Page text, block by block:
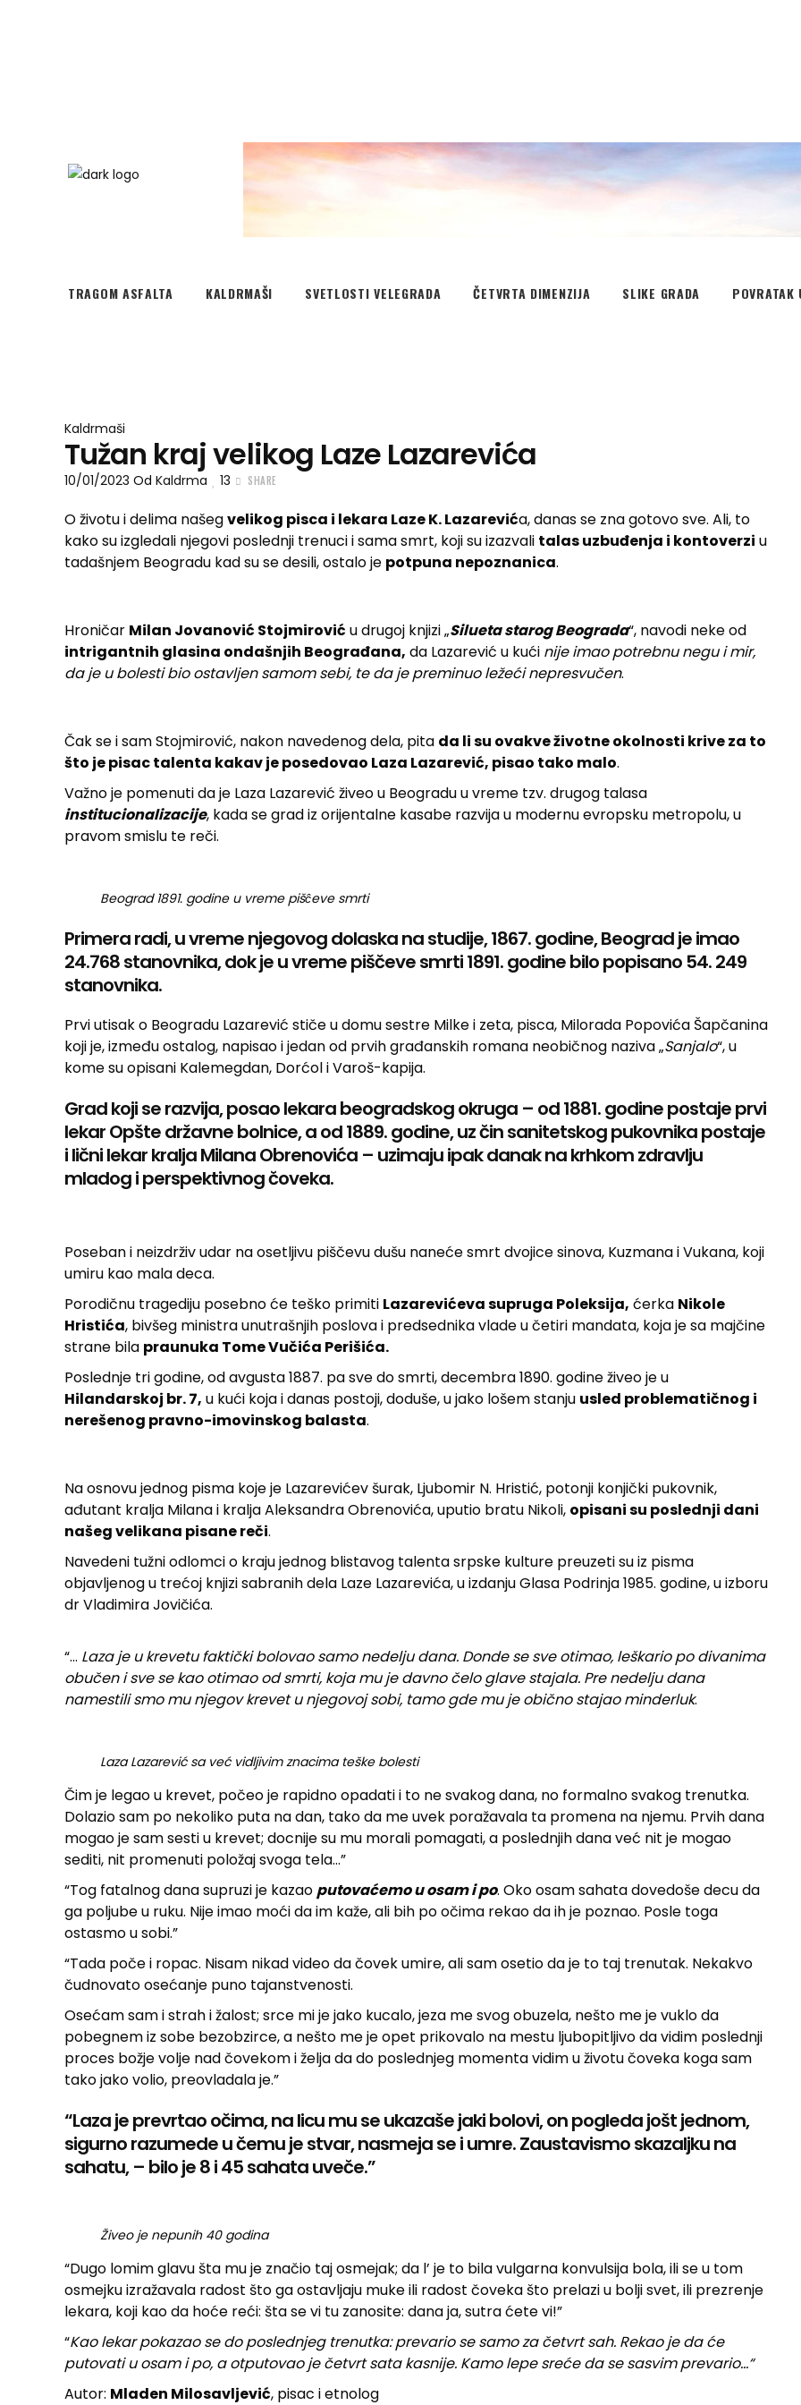
TRAGOM ASFALTA KALDRMAŠI SVETLOSTI VELEGRADA ČETVRTA DIMENZIJA SLIKE GRADA POVRATAK
Kaldrmaši
Tužan kraj velikog Laze Lazarevića
10/01/2023 Od Kaldrma 13 SHARE
O životu i delima našegvelikog pisca i lekara Laze K. Lazarevića, danas se zna gotovo sve. Ali, to
kako su izgledali njegovi poslednji trenuci i sama smrt, koji su izazvali talas uzbuđenja i kontoverzi u
tadašnjem Beogradu kad su se desili, ostalo je potpuna nepoznanica.
Hroničar Milan Jovanović Stojmirović u drugoj knjizi „Silueta starog Beograda“, navodi neke od
intrigantnih glasina ondašnjih Beograđana, da Lazarević u kući nije imao potrebnu negu i mir,
da je u bolesti bio ostavljen samom sebi, te da je preminuo ležeći nepresvučen.
Čak se i sam Stojmirović, nakon navedenog dela, pita da li su ovakve životne okolnosti krive za to
što je pisac talenta kakav je posedovao Laza Lazarević, pisao tako malo.
Važno je pomenuti da je Laza Lazarević živeo u Beogradu u vreme tzv. drugog talasa
institucionalizacije, kada se grad iz orijentalne kasabe razvija u modernu evropsku metropolu, u
pravom smislu te reči.
Beograd 1891. godine u vreme pišĉeve smrti
Primera radi, u vreme njegovog dolaska na studije, 1867. godine, Beograd je imao
24.768 stanovnika, dok je u vreme piščeve smrti 1891. godine bilo popisano 54. 249
stanovnika.
Prvi utisak o Beogradu Lazarević stiče u domu sestre Milke i zeta, pisca, Milorada Popovića Šapčanina
koji je, između ostalog, napisao i jedan od prvih građanskih romana neobičnog naziva „Sanjalo“, u
kome su opisani Kalemegdan, Dorćol i Varoš-kapija.
Grad koji se razvija, posao lekara beogradskog okruga – od 1881. godine postaje prvi
lekar Opšte državne bolnice, a od 1889. godine, uz čin sanitetskog pukovnika postaje
i lični lekar kralja Milana Obrenovića – uzimaju ipak danak na krhkom zdravlju
mladog i perspektivnog čoveka.
Poseban i neizdrživ udar na osetljivu piščevu dušu naneće smrt dvojice sinova, Kuzmana i Vukana, koji
umiru kao mala deca.
Porodičnu tragediju posebno će teško primiti Lazarevićeva supruga Poleksija, ćerka Nikole
Hristića, bivšeg ministra unutrašnjih poslova i predsednika vlade u četiri mandata, koja je sa majčine
strane bila praunuka Tome Vučića Perišića.
Poslednje tri godine, od avgusta 1887. pa sve do smrti, decembra 1890. godine živeo je u
Hilandarskoj br. 7, u kući koja i danas postoji, doduše, u jako lošem stanju usled problematičnog i
nerešenog pravno-imovinskog balasta.
Na osnovu jednog pisma koje je Lazarevićev šurak, Ljubomir N. Hristić, potonji konjički pukovnik,
ađutant kralja Milana i kralja Aleksandra Obrenovića, uputio bratu Nikoli, opisani su poslednji dani
našeg velikana pisane reči.
Navedeni tužni odlomci o kraju jednog blistavog talenta srpske kulture preuzeti su iz pisma
objavljenog u trećoj knjizi sabranih dela Laze Lazarevića, u izdanju Glasa Podrinja 1985. godine, u izboru
dr Vladimira Jovičića.
“… Laza je u krevetu faktički bolovao samo nedelju dana. Donde se sve otimao, leškario po divanima
obučen i sve se kao otimao od smrti, koja mu je davno čelo glave stajala. Pre nedelju dana
namestili smo mu njegov krevet u njegovoj sobi, tamo gde mu je obično stajao minderluk.
Laza Lazarević sa već vidljivim znacima teške bolesti
Čim je legao u krevet, počeo je rapidno opadati i to ne svakog dana, no formalno svakog trenutka.
Dolazio sam po nekoliko puta na dan, tako da me uvek poražavala ta promena na njemu. Prvih dana
mogao je sam sesti u krevet; docnije su mu morali pomagati, a poslednjih dana već nit je mogao
sediti, nit promenuti položaj svoga tela…”
“Tog fatalnog dana supruzi je kazaoputovaćemo u osam i po. Oko osam sahata dovedoše decu da
ga poljube u ruku. Nije imao moći da im kaže, ali bih po očima rekao da ih je poznao. Posle toga
ostasmo u sobi.”
“Tada poče i ropac. Nisam nikad video da čovek umire, ali sam osetio da je to taj trenutak. Nekakvo
čudnovato osećanje puno tajanstvenosti.
Osećam sam i strah i žalost; srce mi je jako kucalo, jeza me svog obuzela, nešto me je vuklo da
pobegnem iz sobe bezobzirce, a nešto me je opet prikovalo na mestu ljubopitljivo da vidim poslednji
proces božje volje nad čovekom i želja da do poslednjeg momenta vidim u životu čoveka koga sam
tako jako volio, preovladala je.”
“Laza je prevrtao očima, na licu mu se ukazaše jaki bolovi, on pogleda jošt jednom,
sigurno razumede u čemu je stvar, nasmeja se i umre. Zaustavismo skazaljku na
sahatu, – bilo je 8 i 45 sahata uveče.”
Živeo je nepunih 40 godina
“Dugo lomim glavu šta mu je značio taj osmejak; da l’ je to bila vulgarna konvulsija bola, ili se u tom
osmejku izražavala radost što ga ostavljaju muke ili radost čoveka što prelazi u bolji svet, ili prezrenje
lekara, koji kao da hoće reći: šta se vi tu zanosite: dana ja, sutra ćete vi!”
“Kao lekar pokazao se do poslednjeg trenutka: prevario se samo za četvrt sah. Rekao je da će
putovati u osam i po, a otputovao je četvrt sata kasnije. Kamo lepe sreće da se sasvim prevario…“
Autor: Mladen Milosavljević, pisac i etnolog